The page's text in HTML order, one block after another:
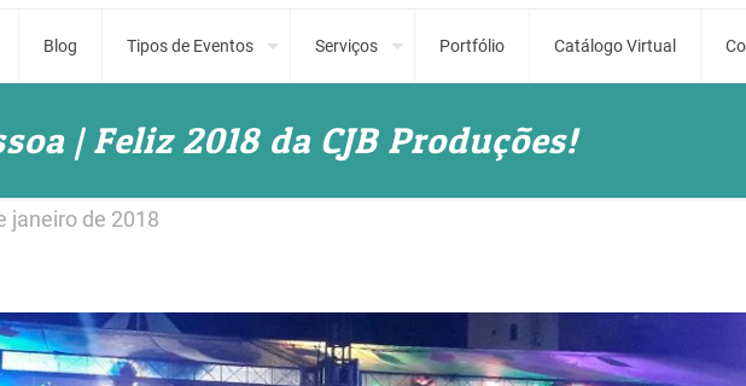
Blog Tipos de Eventos Serviços Portfólio Catálogo Virtual
| Feliz 2018 da CJB Produções!
janeiro de 2018